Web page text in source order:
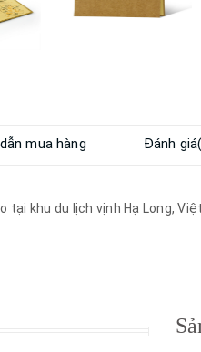
mua hàng Đánh
tại khu du lịch vịnh Hạ Long,